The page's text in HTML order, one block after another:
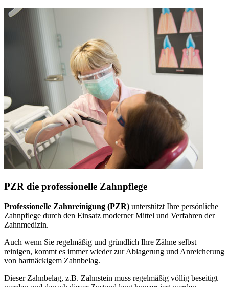
PZR die professionelle Zahnpflege
Professionelle Zahnreinigung (PZR) unterstützt Ihre persönliche
Zahnpflege durch den Einsatz moderner Mittel und Verfahren der
Zahnmedizin.
Auch wenn Sie regelmäßig und gründlich Ihre Zähne selbst
reinigen, kommt es immer wieder zur Ablagerung und Anreicherung
von hartnäckigem Zahnbelag.
Dieser Zahnbelag, z.B. Zahnstein muss regelmäßig völlig beseitigt